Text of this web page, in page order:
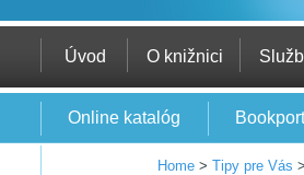
Úvod O knižnici
Online katalóg Bookport
Home > Tipy pre Vás >